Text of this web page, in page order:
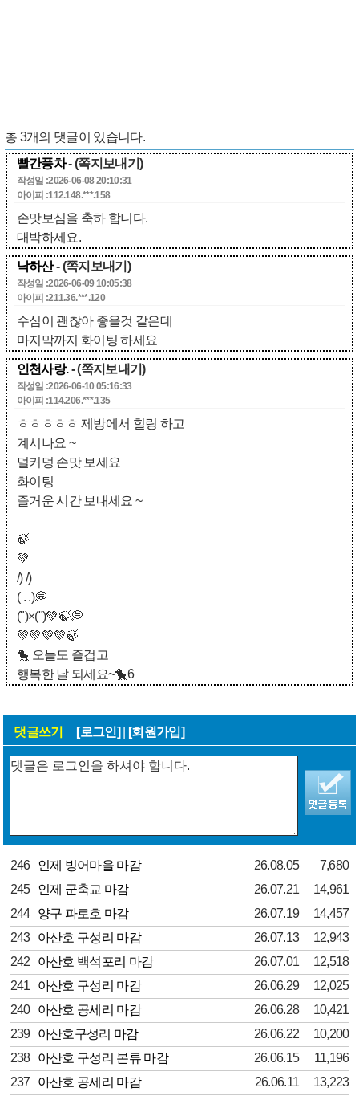
총 3개의 댓글이 있습니다.
빨간풍차- (쪽지보내기)
작성일 :2026-06-08 20:10:31
아이피 :112.148.***.158
손맛보심을 축하 합니다.
대박하세요.
낙하산- (쪽지보내기)
작성일 :2026-06-09 10:05:38
아이피 :211.36.***.120
수심이 괜찮아 좋을것 같은데
마지막까지 화이팅 하세요
인천사랑.- (쪽지보내기)
작성일 :2026-06-10 05:16:33
아이피 :114.206.***.135
ㅎㅎㅎㅎㅎ 제방에서 힐링 하고
계시나요 ~
덜커덩 손맛 보세요
화이팅
즐거운 시간 보내세요 ~
🍃
💚
/) /)
( . .)💭
(")×(")💚🍃💭
💚💚💚💚🍃
🐤 오늘도 즐겁고
행복한 날 되세요~🐤6
댓글쓰기 [로그인] [회원가입]
246 인제 빙어마을 마감 26.08.05
7,680
245
인제 군축교 마감 26.07.21
14,961
244
양구 파로호 마감 26.07.19
14,457
243
아산호 구성리 마감 26.07.13
12,943
242
아산호 백석포리 마감 26.07.01
12,518
241
아산호 구성리 마감 26.06.29
12,025
240
아산호 공세리 마감 26.06.28
10,421
239
아산호구성리 마감 26.06.22
10,200
238
아산호 구성리 본류 마감 26.06.15
11,196
237
아산호 공세리 마감 26.06.11 13,223